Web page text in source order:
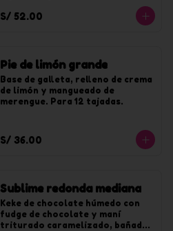
S/ 52.00
Pie de limón grande
Base de galleta, relleno de crema
de limón y mangueado de
merengue. Para 12 tajadas.
S/ 36.00
Sublime redonda mediana
Keke de chocolate húmedo con
fudge de chocolate y maní
triturado caramelizado, bañado